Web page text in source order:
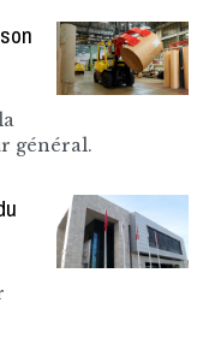
général.